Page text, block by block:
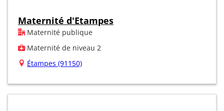
Maternité d'Etampes
Maternité publique
Maternité de niveau 2
Étampes (91150)